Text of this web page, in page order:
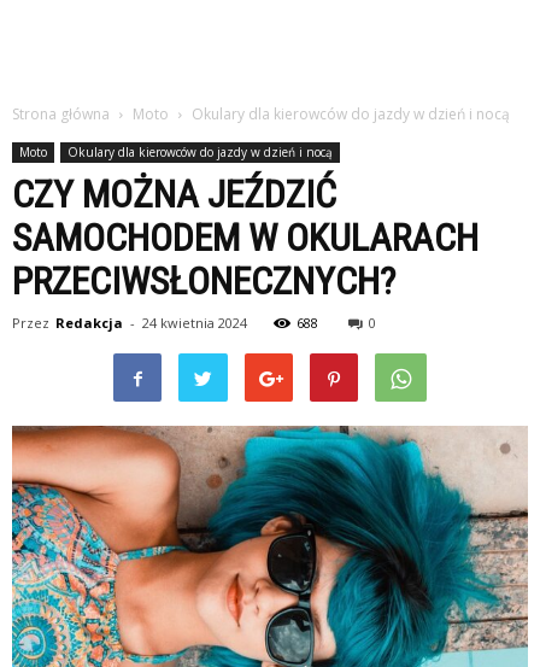
Strona główna Moto Okulary dla kierowców do jazdy w dzień i nocą
Moto Okulary dla kierowców do jazdy w dzień i nocą
CZY MOŻNA JEŹDZIĆ
SAMOCHODEM W OKULARACH
PRZECIWSŁONECZNYCH?
Przez Redakcja - 24 kwietnia 2024 688 0